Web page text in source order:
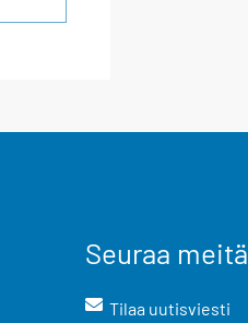
Seuraa meitä
Tilaa uutisviesti